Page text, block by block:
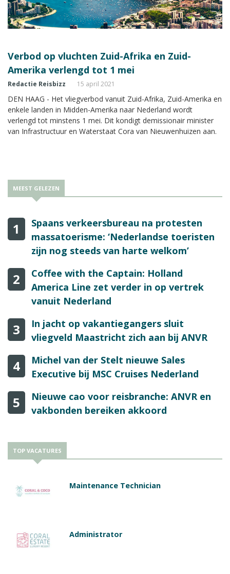
Verbod op vluchten Zuid-Afrika en Zuid-
Amerika verlengd tot 1 mei
Redactie Reisbizz 15 april 2021
DEN HAAG - Het vliegverbod vanuit Zuid-Afrika, Zuid-Amerika en
enkele landen in Midden-Amerika naar Nederland wordt
verlengd tot minstens 1 mei. Dit kondigt demissionair minister
van Infrastructuur en Waterstaat Cora van Nieuwenhuizen aan.
MEEST GELEZEN
1
Spaans verkeersbureau na protesten
massatoerisme: ‘Nederlandse toeristen
zijn nog steeds van harte welkom’
2
Coffee with the Captain: Holland
America Line zet verder in op vertrek
vanuit Nederland
3
In jacht op vakantiegangers sluit
vliegveld Maastricht zich aan bij ANVR
4
Michel van der Stelt nieuwe Sales
Executive bij MSC Cruises Nederland
5
Nieuwe cao voor reisbranche: ANVR en
vakbonden bereiken akkoord
TOP VACATURES
Maintenance Technician
Administrator